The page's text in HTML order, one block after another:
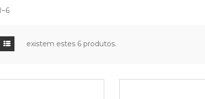
existem estes 6 produtos.